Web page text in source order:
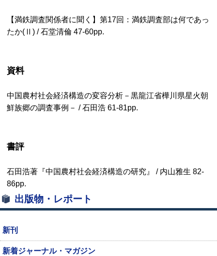
【満鉄調査関係者に聞く】第17回：満鉄調査部は何であっ
たか(Ⅱ) / 石堂清倫 47-60pp.
資料
中国農村社会経済構造の変容分析－黒龍江省樺川県星火朝
鮮族郷の調査事例－ / 石田浩 61-81pp.
書評
石田浩著『中国農村社会経済構造の研究』 / 内山雅生 82-
86pp.
出版物・レポート
新刊
新着ジャーナル・マガジン